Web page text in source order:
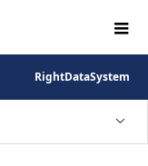
RightDataSystem